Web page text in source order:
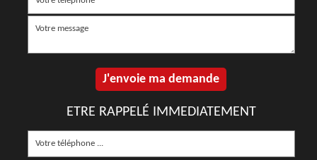
ETRE RAPPELÉ IMMEDIATEMENT